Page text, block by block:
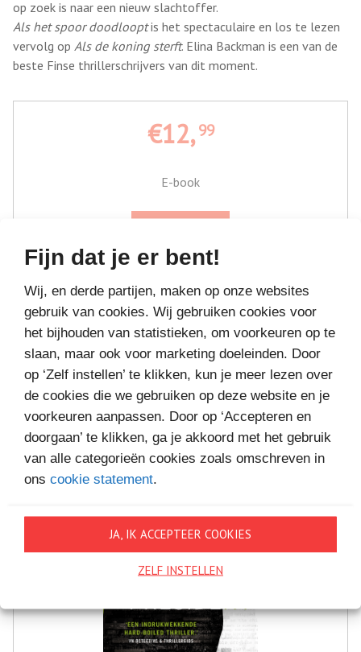
Fijn dat je er bent!
Wij, en derde partijen, maken op onze websites
gebruik van cookies. Wij gebruiken cookies voor
het bijhouden van statistieken, om voorkeuren op te
slaan, maar ook voor marketing doeleinden. Door
op ‘Zelf instellen’ te klikken, kun je meer lezen over
de cookies die we gebruiken op deze website en je
voorkeuren aanpassen. Door op ‘Accepteren en
doorgaan’ te klikken, ga je akkoord met het gebruik
van alle categorieën cookies zoals omschreven in
ons cookie statement.
JA, IK ACCEPTEER COOKIES
ZELF INSTELLEN
op zoek is naar een nieuw slachtoffer.
Als het spoor doodlooptis het spectaculaire en los te lezen
vervolg op Als de koning sterft. Elina Backman is een van de
beste Finse thrillerschrijvers van dit moment.
€12,99
E-book
MEER BOEKEN VAN
VAKANTIELEZEN